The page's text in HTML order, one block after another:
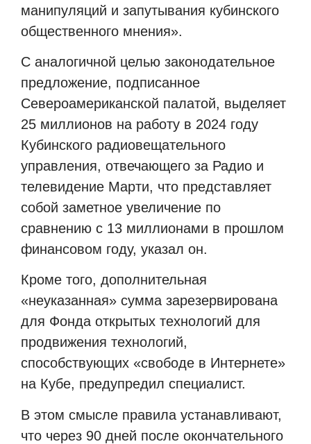
манипуляций и запутывания кубинского
общественного мнения».
С аналогичной целью законодательное
предложение, подписанное
Североамериканской палатой, выделяет
25 миллионов на работу в 2024 году
Кубинского радиовещательного
управления, отвечающего за Радио и
телевидение Марти, что представляет
собой заметное увеличение по
сравнению с 13 миллионами в прошлом
финансовом году, указал он.
Кроме того, дополнительная
«неуказанная» сумма зарезервирована
для Фонда открытых технологий для
продвижения технологий,
способствующих «свободе в Интернете»
на Кубе, предупредил специалист.
В этом смысле правила устанавливают,
что через 90 дней после окончательного